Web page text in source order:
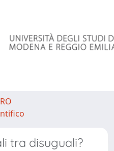
tra disuguali?